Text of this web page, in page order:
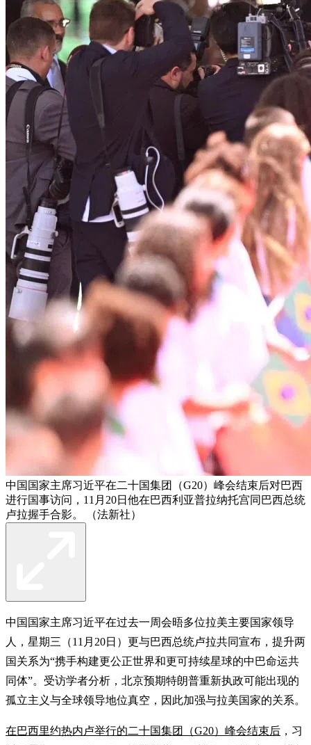
中国国家主席习近平在二十国集团（G20）峰会结束后对巴西
进行国事访问，11月20日他在巴西利亚普拉纳托宫同巴西总统
卢拉握手合影。 （法新社）
中国国家主席习近平在过去一周会晤多位拉美主要国家领导
人，星期三（11月20日）更与巴西总统卢拉共同宣布，提升两
国关系为“携手构建更公正世界和更可持续星球的中巴命运共
同体”。受访学者分析，北京预期特朗普重新执政可能出现的
孤立主义与全球领导地位真空，因此加强与拉美国家的关系。
在巴西里约热内卢举行的二十国集团（G20）峰会结束后 ，习